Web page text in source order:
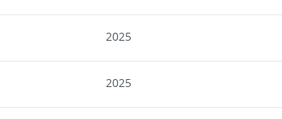
2025
2025